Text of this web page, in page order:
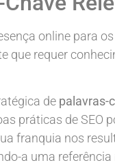
online para
que requer
de palavras-
práticas de SEO
franquia nos
a uma referência